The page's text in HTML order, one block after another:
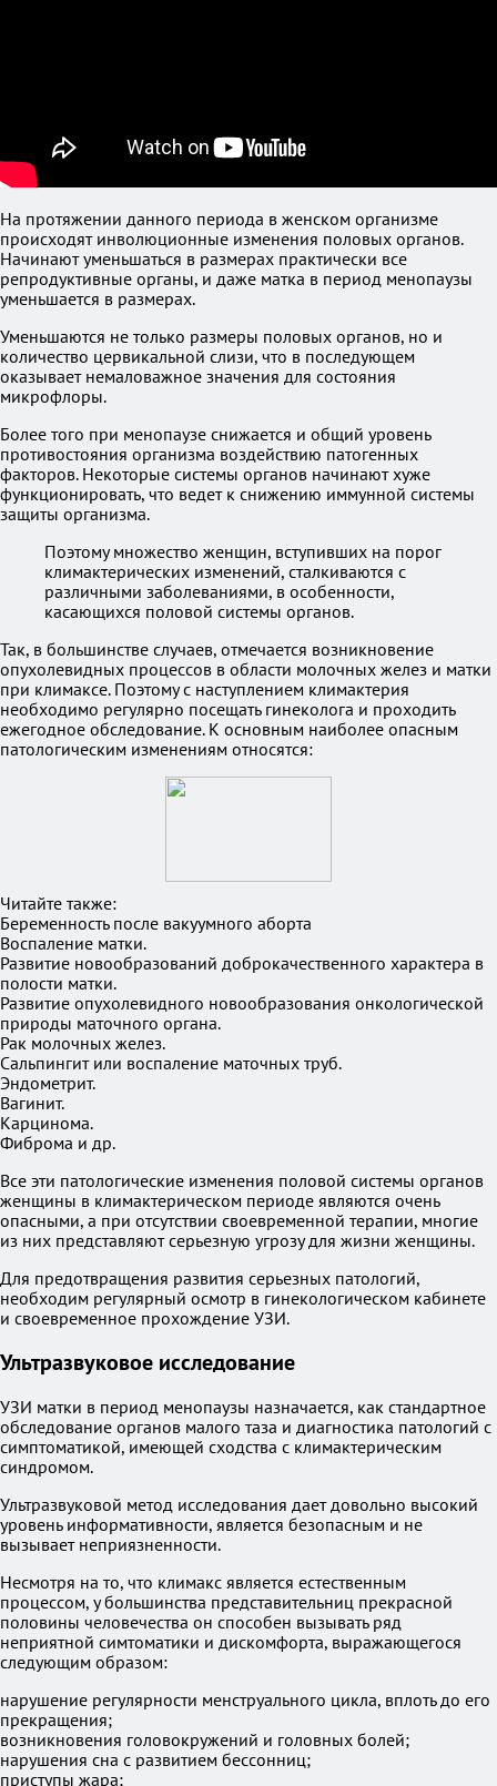
На протяжении данного периода в женском организме
происходят инволюционные изменения половых органов.
Начинают уменьшаться в размерах практически все
репродуктивные органы, и даже матка в период менопаузы
уменьшается в размерах.
Уменьшаются не только размеры половых органов, но и
количество цервикальной слизи, что в последующем
оказывает немаловажное значения для состояния
микрофлоры.
Более того при менопаузе снижается и общий уровень
противостояния организма воздействию патогенных
факторов. Некоторые системы органов начинают хуже
функционировать, что ведет к снижению иммунной системы
защиты организма.
Поэтому множество женщин, вступивших на порог
климактерических изменений, сталкиваются с
различными заболеваниями, в особенности,
касающихся половой системы органов.
Так, в большинстве случаев, отмечается возникновение
опухолевидных процессов в области молочных желез и матки
при климаксе. Поэтому с наступлением климактерия
необходимо регулярно посещать гинеколога и проходить
ежегодное обследование. К основным наиболее опасным
патологическим изменениям относятся:
Читайте также:
Беременность после вакуумного аборта
Воспаление матки.
Развитие новообразований доброкачественного характера в
полости матки.
Развитие опухолевидного новообразования онкологической
природы маточного органа.
Рак молочных желез.
Сальпингит или воспаление маточных труб.
Эндометрит.
Вагинит.
Карцинома.
Фиброма и др.
Все эти патологические изменения половой системы органов
женщины в климактерическом периоде являются очень
опасными, а при отсутствии своевременной терапии, многие
из них представляют серьезную угрозу для жизни женщины.
Для предотвращения развития серьезных патологий,
необходим регулярный осмотр в гинекологическом кабинете
и своевременное прохождение УЗИ.
Ультразвуковое исследование
УЗИ матки в период менопаузы назначается, как стандартное
обследование органов малого таза и диагностика патологий с
симптоматикой, имеющей сходства с климактерическим
синдромом.
Ультразвуковой метод исследования дает довольно высокий
уровень информативности, является безопасным и не
вызывает неприязненности.
Несмотря на то, что климакс является естественным
процессом, у большинства представительниц прекрасной
половины человечества он способен вызывать ряд
неприятной симтоматики и дискомфорта, выражающегося
следующим образом:
нарушение регулярности менструального цикла, вплоть до его
прекращения;
возникновения головокружений и головных болей;
нарушения сна с развитием бессонниц;
приступы жара;